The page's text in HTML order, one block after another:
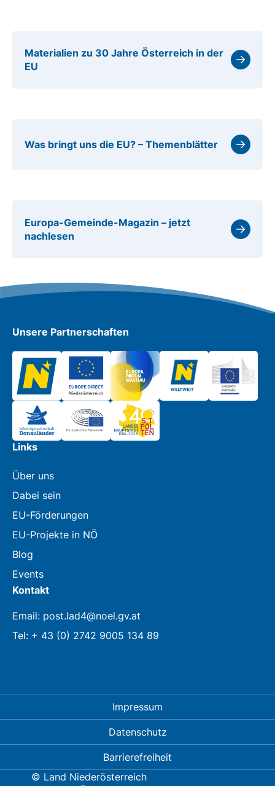
Materialien zu 30 Jahre Österreich in der
EU
Was bringt uns die EU? – Themenblätter
Europa-Gemeinde-Magazin – jetzt
nachlesen
Unsere Partnerschaften
Links
Über uns
Dabei sein
EU-Förderungen
EU-Projekte in NÖ
Blog
Events
Kontakt
Email: post.lad4@noel.gv.at
Tel: + 43 (0) 2742 9005 134 89
© Land Niederösterreich
Impressum
Datenschutz
Barrierefreiheit